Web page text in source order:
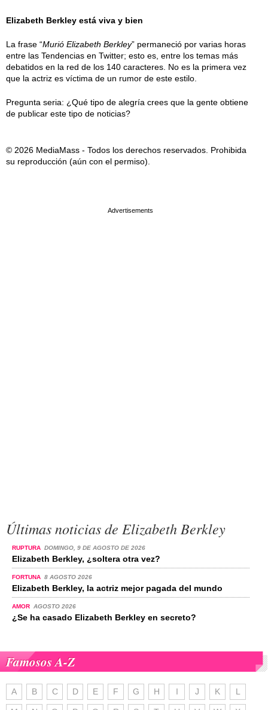
Elizabeth Berkley está viva y bien
La frase “Murió Elizabeth Berkley” permaneció por varias horas
entre las Tendencias en Twitter; esto es, entre los temas más
debatidos en la red de los 140 caracteres. No es la primera vez
que la actriz es víctima de un rumor de este estilo.
Pregunta seria: ¿Qué tipo de alegría crees que la gente obtiene
de publicar este tipo de noticias?
© 2026 MediaMass - Todos los derechos reservados. Prohibida
su reproducción (aún con el permiso).
Últimas noticias de Elizabeth Berkley
RUPTURA DOMINGO, 9 DE AGOSTO DE 2026
Elizabeth Berkley, ¿soltera otra vez?
FORTUNA 8 AGOSTO 2026
Elizabeth Berkley, la actriz mejor pagada del mundo
AMOR AGOSTO 2026
¿Se ha casado Elizabeth Berkley en secreto?
Famosos A-Z
A B C D E F G H I J K L